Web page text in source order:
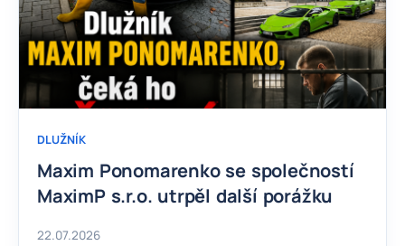
DLUŽNÍK
Maxim Ponomarenko se společností
MaximP s.r.o. utrpěl další porážku
22.07.2026